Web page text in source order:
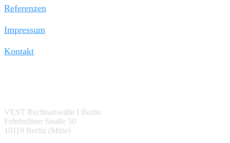
Referenzen
Impressum
Kontakt
VEST Rechtsanwälte I Berlin
Fehrbelliner Straße 50
10119 Berlin (Mitte)